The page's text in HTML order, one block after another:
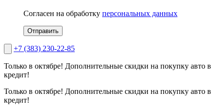
Согласен на обработку персональных данных
Отправить
+7 (383) 230-22-85
Только в октябре! Дополнительные скидки на покупку авто в
кредит!
Только в октябре! Дополнительные скидки на покупку авто в
кредит!